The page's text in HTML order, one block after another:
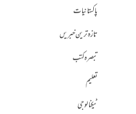
پاکستانیات
تازہ ترین خبریں
تبصرہ کتب
تعلیم
ٹیکنالوجی